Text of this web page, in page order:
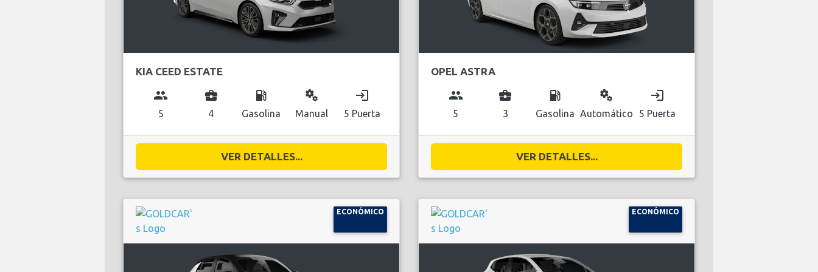
KIA CEED ESTATE
group
5
business_center
4
local_gas_station
Gasolina
miscellaneous_services
Manual
login
5 Puerta
VER DETALLES...
OPEL ASTRA
group
5
business_center
3
local_gas_station
Gasolina
miscellaneous_services
Automático
login
5 Puerta
VER DETALLES...
ECONÓMICO ECONÓMICO